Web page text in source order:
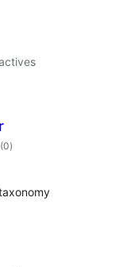
(0notes
en
)